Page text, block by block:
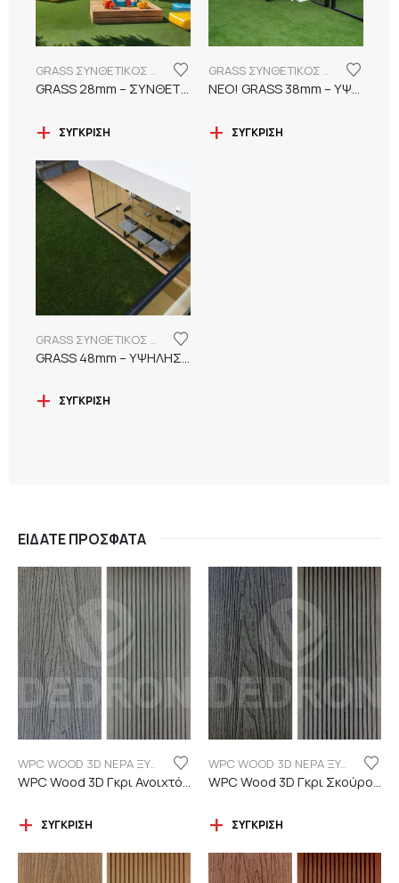
GRASS ΣΥΝΘΕΤΙΚΟΣ ΧΛΟΟΤΑΠΗΤΑΣ
GRASS 28mm – ΣΥΝΘΕΤΙΚΟΣ ΧΛΟΟΤΑΠΗΤΑΣ ΕΞΩΤΕΡΙΚΟΥ ΧΩΡΟΥ
ΣΎΓΚΡΙΣΗ
GRASS ΣΥΝΘΕΤΙΚΟΣ ΧΛΟΟΤΑΠΗΤΑΣ
ΝΕΟ! GRASS 38mm – ΥΨΗΛΗΣ ΠΥΚΝΟΤΗΤΑΣ ΣΥΝΘΕΤΙΚΟΣ ΧΛΟΟΤΑΠΗΤΑΣ ΕΞΩΤΕΡΙΚΟΥ ΧΩΡΟΥ
ΣΎΓΚΡΙΣΗ
ΣΎΓΚΡΙΣΗ
ΕΊΔΑΤΕ ΠΡΌΣΦΑΤΑ
WPC WOOD 3D ΝΕΡΑ ΞΥΛΟΥ
ΣΎΓΚΡΙΣΗ
WPC WOOD 3D ΝΕΡΑ ΞΥΛΟΥ
ΣΎΓΚΡΙΣΗ